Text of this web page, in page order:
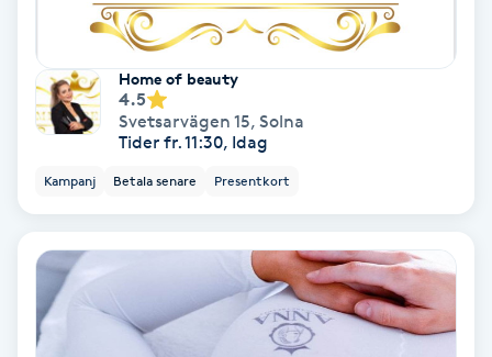
Regndroppsmassage
Reiki
Reikihealing
Restorative Yoga
Rosacea
Home of beauty
4.5
Svetsarvägen 15, Solna
Tider fr. 11:30, Idag
Kampanj Betala senare Presentkort